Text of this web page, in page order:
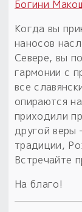
Богини
Когда вы
наносов
Севере, вы
гармонии с
все
опираются
приходили
другой веры
традиции,
Встречайте
На благо!